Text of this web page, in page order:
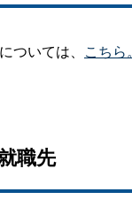
ついては、 こちら。
職先